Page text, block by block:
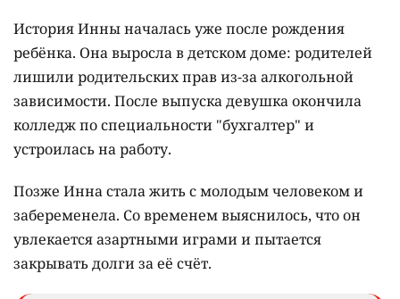
История Инны началась уже после рождения
ребёнка. Она выросла в детском доме: родителей
лишили родительских прав из-за алкогольной
зависимости. После выпуска девушка окончила
колледж по специальности "бухгалтер" и
устроилась на работу.
Позже Инна стала жить с молодым человеком и
забеременела. Со временем выяснилось, что он
увлекается азартными играми и пытается
закрывать долги за её счёт.